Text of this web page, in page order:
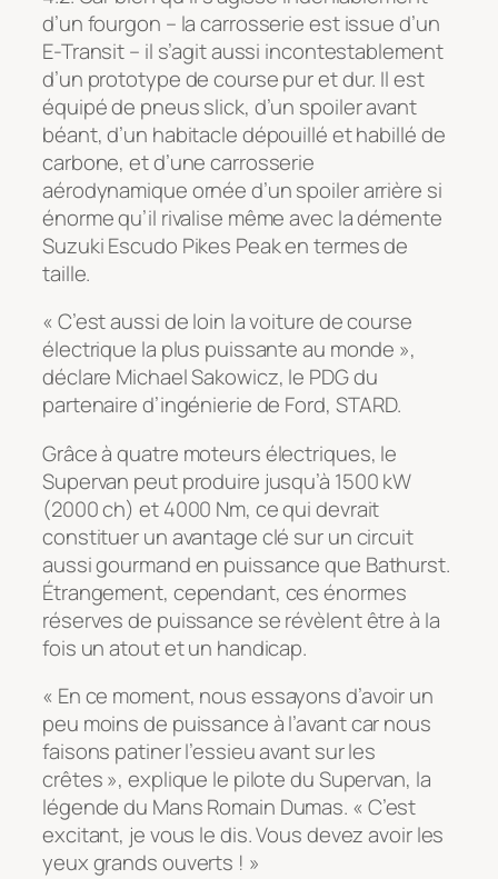
d’un fourgon – la carrosserie est issue d’un
E-Transit – il s’agit aussi incontestablement
d’un prototype de course pur et dur. Il est
équipé de pneus slick, d’un spoiler avant
béant, d’un habitacle dépouillé et habillé de
carbone, et d’une carrosserie
aérodynamique ornée d’un spoiler arrière si
énorme qu’il rivalise même avec la démente
Suzuki Escudo Pikes Peak en termes de
taille.
« C’est aussi de loin la voiture de course
électrique la plus puissante au monde »,
déclare Michael Sakowicz, le PDG du
partenaire d’ingénierie de Ford, STARD.
Grâce à quatre moteurs électriques, le
Supervan peut produire jusqu’à 1500 kW
(2000 ch) et 4000 Nm, ce qui devrait
constituer un avantage clé sur un circuit
aussi gourmand en puissance que Bathurst.
Étrangement, cependant, ces énormes
réserves de puissance se révèlent être à la
fois un atout et un handicap.
« En ce moment, nous essayons d’avoir un
peu moins de puissance à l’avant car nous
faisons patiner l’essieu avant sur les
crêtes », explique le pilote du Supervan, la
légende du Mans Romain Dumas. « C’est
excitant, je vous le dis. Vous devez avoir les
yeux grands ouverts ! »